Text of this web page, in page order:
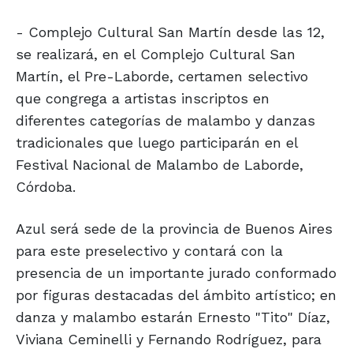
- Complejo Cultural San Martín desde las 12,
se realizará, en el Complejo Cultural San
Martín, el Pre-Laborde, certamen selectivo
que congrega a artistas inscriptos en
diferentes categorías de malambo y danzas
tradicionales que luego participarán en el
Festival Nacional de Malambo de Laborde,
Córdoba.
Azul será sede de la provincia de Buenos Aires
para este preselectivo y contará con la
presencia de un importante jurado conformado
por figuras destacadas del ámbito artístico; en
danza y malambo estarán Ernesto "Tito" Díaz,
Viviana Ceminelli y Fernando Rodríguez, para